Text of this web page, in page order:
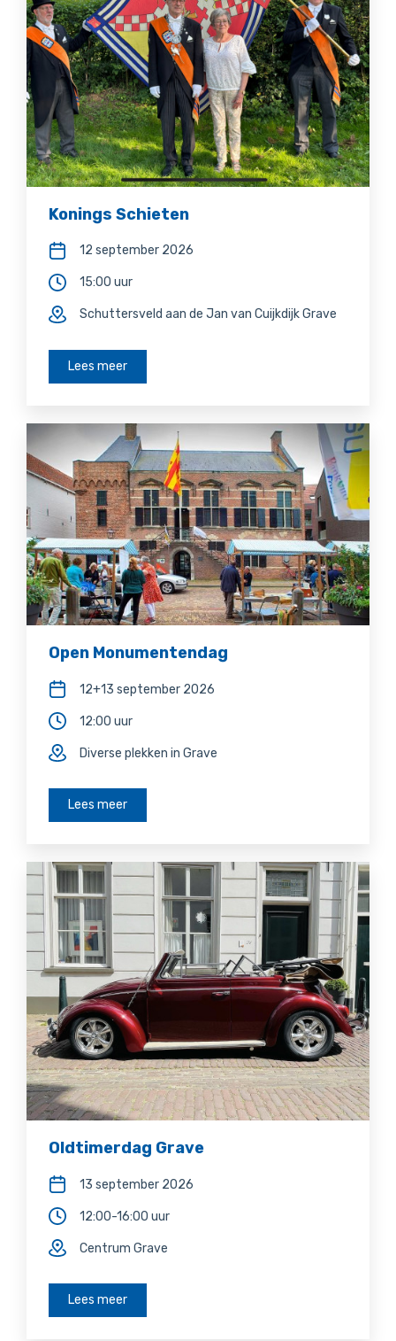
Konings Schieten
12 september 2026
15:00 uur
Schuttersveld aan de Jan van Cuijkdijk Grave
Lees meer
Open Monumentendag
12+13 september 2026
12:00 uur
Diverse plekken in Grave
Lees meer
Oldtimerdag Grave
13 september 2026
12:00-16:00 uur
Centrum Grave
Lees meer